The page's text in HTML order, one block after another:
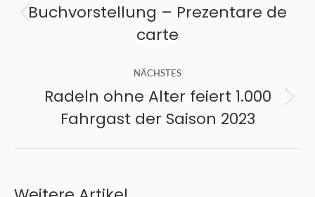
Beitrag:
Buchvorstellung – Prezentare de
carte
NÄCHSTES
Beitrag:
Radeln ohne Alter feiert 1.000
Fahrgast der Saison 2023